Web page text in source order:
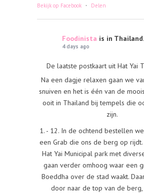
Bekijk op Facebook · Delen
Foodinista is in Thailand.
4 days ago
De laatste postkaart uit Hat Yai
Na een dagje relaxen gaan we
snuiven en het is één van de
ooit in Thailand bij tempels die
zijn.
1. - 12. In de ochtend bestellen
een Grab die ons de berg op rijdt.
Hat Yai Municipal park met
gaan verder omhoog waar een
Boeddha over de stad waakt.
door naar de top van de